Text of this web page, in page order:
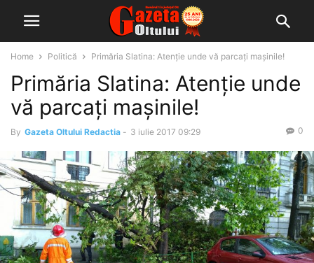
Home Politică Primăria Slatina: Atenție unde vă parcați mașinile!
Primăria Slatina: Atenție unde
vă parcați mașinile!
By Gazeta Oltului Redactia - 3 iulie 2017 09:29 0